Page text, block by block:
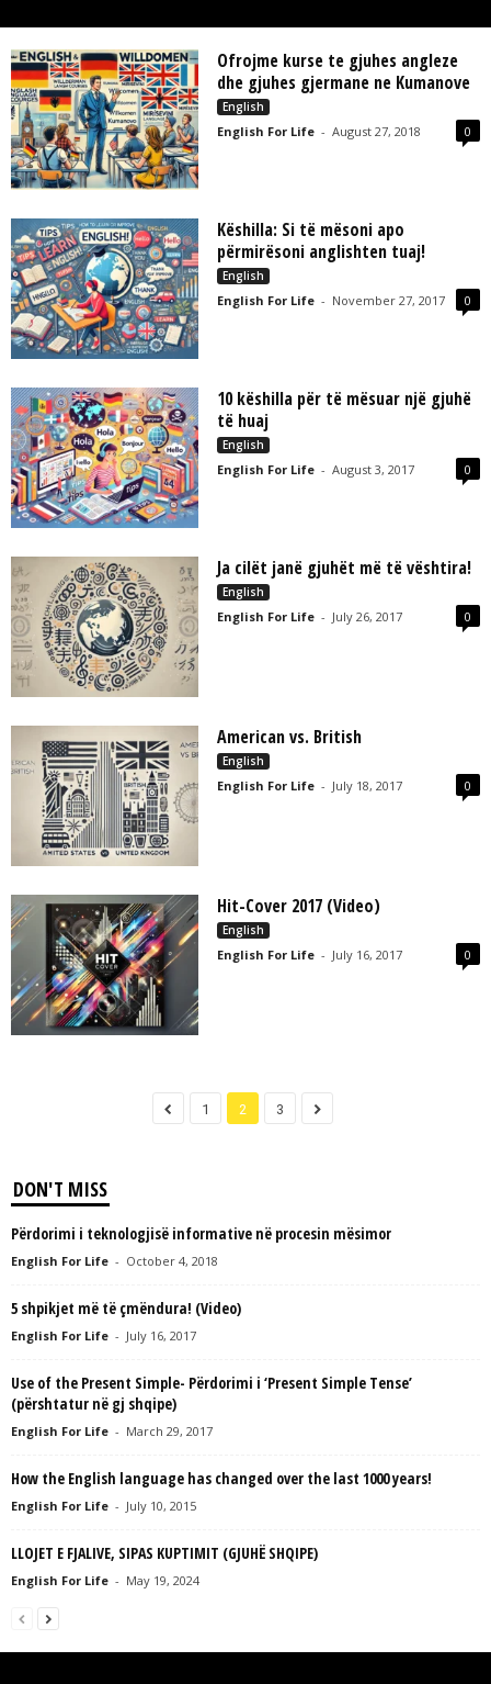
L
Ofrojme kurse te gjuhes angleze
dhe gjuhes gjermane ne Kumanove
English
English For Life - August 27, 2018 0
Këshilla: Si të mësoni apo
përmirësoni anglishten tuaj!
English
English For Life - November 27, 2017 0
10 këshilla për të mësuar një gjuhë
të huaj
English
English For Life - August 3, 2017 0
Ja cilët janë gjuhët më të vështira!
English
English For Life - July 26, 2017 0
American vs. British
English
English For Life - July 18, 2017 0
Hit-Cover 2017 (Video)
English
English For Life - July 16, 2017 0
1 2 3
DON'T MISS
Përdorimi i teknologjisë informative në procesin mësimor
English For Life - October 4, 2018
5 shpikjet më të çmëndura! (Video)
English For Life - July 16, 2017
Use of the Present Simple- Përdorimi i ‘Present Simple Tense’
(përshtatur në gj shqipe)
English For Life - March 29, 2017
How the English language has changed over the last 1000 years!
English For Life - July 10, 2015
LLOJET E FJALIVE, SIPAS KUPTIMIT (GJUHË SHQIPE)
English For Life - May 19, 2024